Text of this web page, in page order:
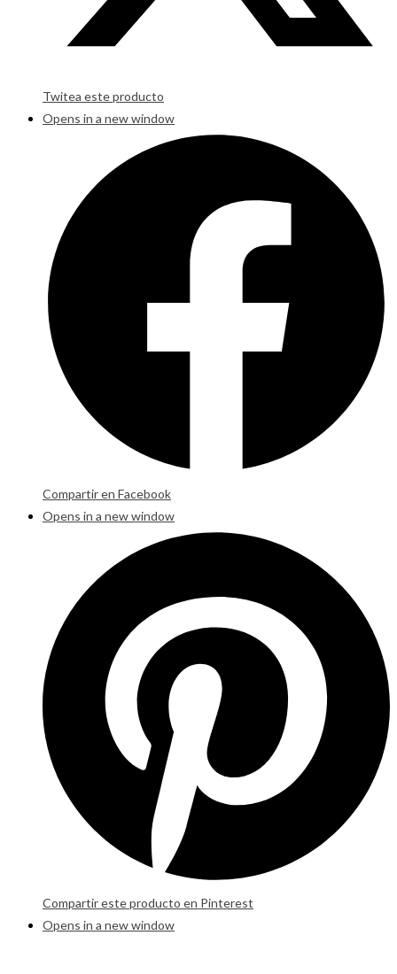
Twitea este producto
Opens in a new window
Compartir en Facebook
Opens in a new window
Compartir este producto en Pinterest
Opens in a new window